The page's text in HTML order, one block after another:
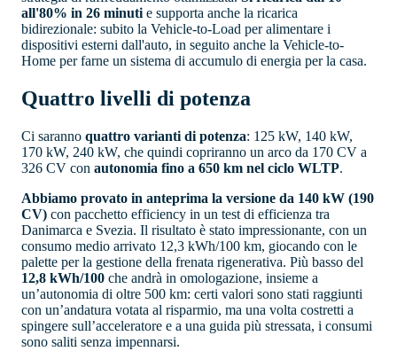
all'80% in 26 minuti e supporta anche la ricarica
bidirezionale: subito la Vehicle-to-Load per alimentare i
dispositivi esterni dall'auto, in seguito anche la Vehicle-to-
Home per farne un sistema di accumulo di energia per la casa.
Quattro livelli di potenza
Ci saranno quattro varianti di potenza: 125 kW, 140 kW,
170 kW, 240 kW, che quindi copriranno un arco da 170 CV a
326 CV con autonomia fino a 650 km nel ciclo WLTP.
Abbiamo provato in anteprima la versione da 140 kW (190
CV) con pacchetto efficiency in un test di efficienza tra
Danimarca e Svezia. Il risultato è stato impressionante, con un
consumo medio arrivato 12,3 kWh/100 km, giocando con le
palette per la gestione della frenata rigenerativa. Più basso del
12,8 kWh/100 che andrà in omologazione, insieme a
un’autonomia di oltre 500 km: certi valori sono stati raggiunti
con un’andatura votata al risparmio, ma una volta costretti a
spingere sull’acceleratore e a una guida più stressata, i consumi
sono saliti senza impennarsi.